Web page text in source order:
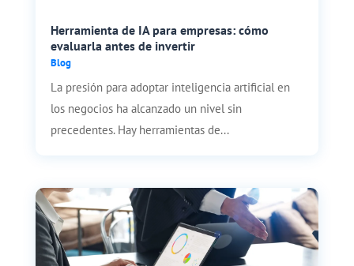
Herramienta de IA para empresas: cómo
evaluarla antes de invertir
Blog
La presión para adoptar inteligencia artificial en
los negocios ha alcanzado un nivel sin
precedentes. Hay herramientas de...